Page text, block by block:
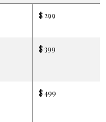
$ 299
$ 399
$ 499